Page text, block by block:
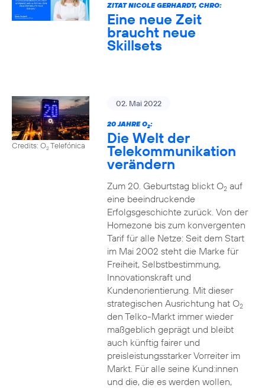
ZITAT NICOLE GERHARDT, CHRO:
Eine neue Zeit
braucht neue
Skillsets
Credits: O2Telefónica
02. Mai 2022
20 JAHRE O2:
Die Welt der
Telekommunikation
verändern
Zum 20. Geburtstag blickt O2auf
eine beeindruckende
Erfolgsgeschichte zurück. Von der
Homezone bis zum konvergenten
Tarif für alle Netze: Seit dem Start
im Mai 2002 steht die Marke für
Freiheit, Selbstbestimmung,
Innovationskraft und
Kundenorientierung. Mit dieser
strategischen Ausrichtung hat O2
den Telko-Markt immer wieder
maßgeblich geprägt und bleibt
auch künftig fairer und
preisleistungsstarker Vorreiter im
Markt. Für alle seine Kund:innen
und die, die es werden wollen,